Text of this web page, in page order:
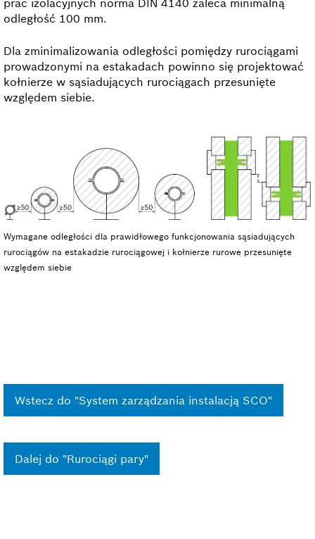
odległość 100 mm.
Dla zminimalizowania odległości pomiędzy rurociągami
prowadzonymi na estakadach powinno się projektować
kołnierze w sąsiadujących rurociągach przesunięte
względem siebie.
Wymagane odległości dla prawidłowego funkcjonowania sąsiadujących
rurociągów na estakadzie rurociągowej i kołnierze rurowe przesunięte
względem siebie
Wstecz do "System zarządzania instalacją SCO"
Dalej do "Rurociągi pary"